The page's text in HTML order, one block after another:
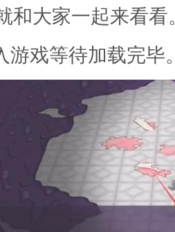
和大家一起来看看。
戏等待加载完毕。